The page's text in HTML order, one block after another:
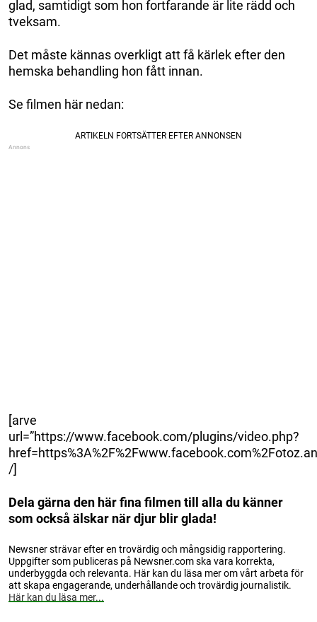
glad, samtidigt som hon fortfarande är lite rädd och
tveksam.
Det måste kännas overkligt att få kärlek efter den
hemska behandling hon fått innan.
Se filmen här nedan:
[arve
url=”https://www.facebook.com/plugins/video.php?
/]
Dela gärna den här fina filmen till alla du känner
som också älskar när djur blir glada!
Newsner strävar efter en trovärdig och mångsidig rapportering.
Uppgifter som publiceras på Newsner.com ska vara korrekta,
underbyggda och relevanta. Här kan du läsa mer om vårt arbeta för
att skapa engagerande, underhållande och trovärdig journalistik.
Här kan du läsa mer...